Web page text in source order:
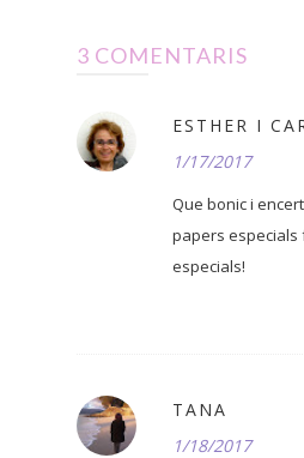
3 COMENTARIS
ESTHER I
1/17/2017
Que bonic i
papers especials
especials!
TANA
1/18/2017